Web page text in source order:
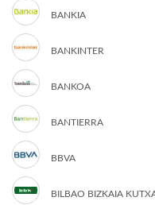
BANKIA
BANKINTER
BANKOA
BANTIERRA
BBVA
BILBAO BIZKAIA